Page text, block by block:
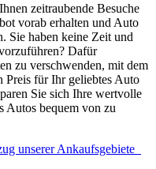
zeitraubende Besuche
vorab erhalten und Auto
Sie haben keine Zeit und
Dafür
zu verschwenden, mit dem
Preis für Ihr geliebtes Auto
Sie sich Ihre wertvolle
Autos bequem von zu
unserer Ankaufsgebiete